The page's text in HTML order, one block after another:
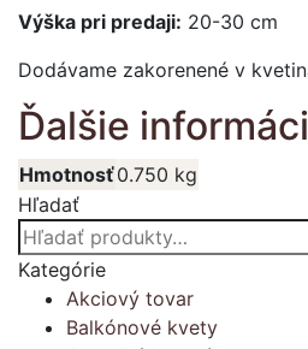
Výška pri predaji: 20-30 cm
Dodávame zakorenené v
Ďalšie
Hmotnosť0.750 kg
Hľadať
Hľadať:
Kategórie
Akciový tovar
Balkónové kvety